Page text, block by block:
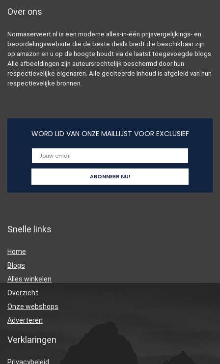
Over ons
Normaserveert.nl is een moderne alles-in-één prijsvergelijkings- en
beoordelingswebsite die de beste deals biedt die beschikbaar zijn
op amazon en u op de hoogte houdt via de laatst toegevoegde blogs.
Alle afbeeldingen zijn auteursrechtelijk beschermd door hun
respectievelijke eigenaren. Alle geciteerde inhoud is afgeleid van hun
respectievelijke bronnen.
WORD LID VAN ONZE MAILLIJST VOOR EXCLUSIEF
Snelle links
Home
Blogs
Alles winkelen
Overzicht
Onze webshops
Adverteren
Verklaringen
Privacybeleid